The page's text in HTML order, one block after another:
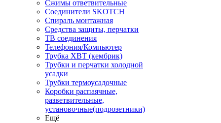
Сжимы ответвительные
Соединители SKOTCH
Спираль монтажная
Средства защиты, перчатки
ТВ соединения
Телефония/Компьютер
Трубка ХВТ (кембрик)
Трубки и перчатки холодной
усадки
Трубки термоусадочные
Коробки распаячные,
разветвительные,
установочные(подрозетники)
Ещё